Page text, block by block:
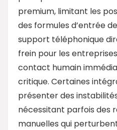
premium, limitant les
des formules d’entrée
support téléphonique
frein pour les
contact humain
critique. Certaines
présenter des
nécessitant parfois des
manuelles qui